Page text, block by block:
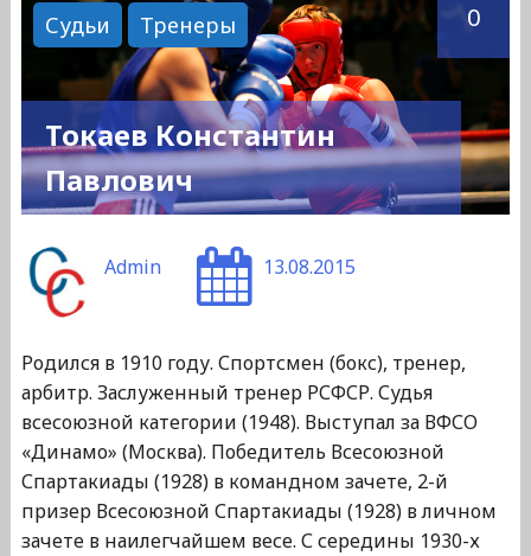
Судьи
Тренеры 0
Токаев Константин
Павлович
Admin 13.08.2015
Родился в 1910 году. Спортсмен (бокс), тренер,
арбитр. Заслуженный тренер РСФСР. Судья
всесоюзной категории (1948). Выступал за ВФСО
«Динамо» (Москва). Победитель Всесоюзной
Спартакиады (1928) в командном зачете, 2-й
призер Всесоюзной Спартакиады (1928) в личном
зачете в наилегчайшем весе. С середины 1930-х